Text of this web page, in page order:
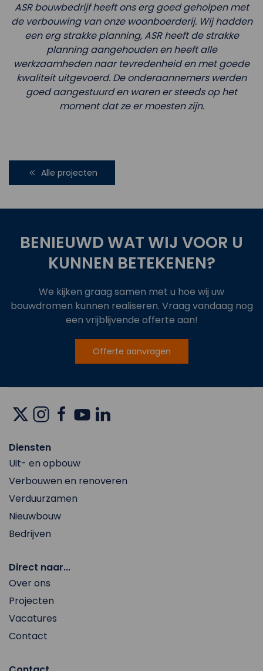
ASR bouwbedrijf heeft ons erg goed geholpen met
de verbouwing van onze woonboerderij. Wij hadden
een erg strakke planning, ASR heeft de strakke
planning aangehouden en heeft alle
werkzaamheden naar tevredenheid en met goede
kwaliteit uitgevoerd. De onderaannemers werden
goed aangestuurd en waren er steeds op het
moment dat ze er moesten zijn.
Alle projecten
BENIEUWD WAT WIJ VOOR U
KUNNEN BETEKENEN?
We kijken graag samen met u hoe wij uw
bouwdromen kunnen realiseren. Vraag vandaag nog
een vrijblijvende offerte aan!
Offerte aanvragen
Diensten
Uit- en opbouw
Verbouwen en renoveren
Verduurzamen
Nieuwbouw
Bedrijven
Direct naar...
Over ons
Projecten
Vacatures
Contact